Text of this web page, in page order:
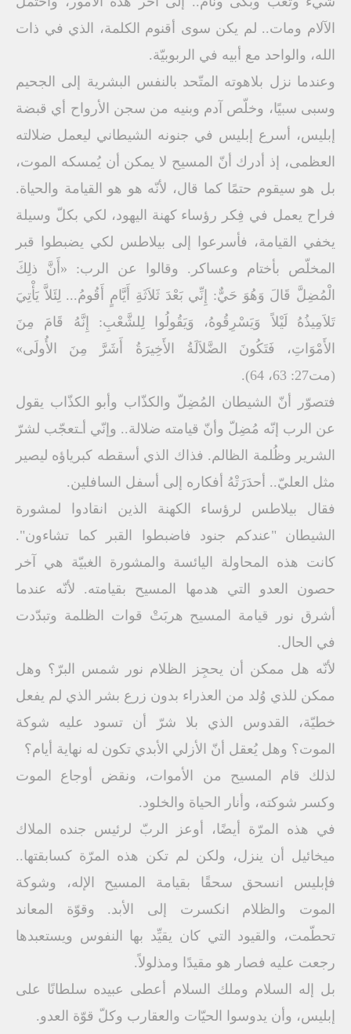
الآلام ومات.. لم يكن سوى أقنوم الكلمة، الذي في ذات
الله، والواحد مع أبيه في الربوبيّة.
وعندما نزل بلاهوته المتّحد بالنفس البشرية إلى الجحيم
وسبى سبيًا، وخلّص آدم وبنيه من سجن الأرواح أي قبضة
إبليس، أسرع إبليس في جنونه الشيطاني ليعمل ضلالته
العظمى، إذ أدرك أنّ المسيح لا يمكن أن يُمسكه الموت،
بل هو سيقوم حتمًا كما قال، لأنّه هو هو القيامة والحياة.
فراح يعمل في فِكر رؤساء كهنة اليهود، لكي بكلّ وسيلة
يخفي القيامة، فأسرعوا إلى بيلاطس لكي يضبطوا قبر
المخلّص بأختام وعساكر. وقالوا عن الرب: «أَنَّ ذلِكَ
الْمُضِلَّ قَالَ وَهُوَ حَيٌّ: إِنِّي بَعْدَ ثَلاَثَةِ أَيَّامٍ أَقُومُ... لِئَلاَّ يَأْتِيَ
تَلاَمِيذُهُ لَيْلاً وَيَسْرِقُوهُ، وَيَقُولُوا لِلشَّعْبِ: إِنَّهُ قَامَ مِنَ
الأَمْوَاتِ، فَتَكُونَ الضَّلاَلَةُ الأَخِيرَةُ أَشَرَّ مِنَ الأُولَى»
(مت27: 63، 64).
فتصوّر أنّ الشيطان المُضِلّ والكذّاب وأبو الكذّاب يقول
عن الرب إنّه مُضِلّ وأنّ قيامته ضلالة.. وإنّي أـتعجّب لشرّ
الشرير وظُلمة الظالم. فذاك الذي أسقطه كبرياؤه ليصير
مثل العليّ.. أحدَرَتْهُ أفكاره إلى أسفل السافلين.
فقال بيلاطس لرؤساء الكهنة الذين انقادوا لمشورة
الشيطان "عندكم جنود فاضبطوا القبر كما تشاءون".
كانت هذه المحاولة اليائسة والمشورة الغبيّة هي آخر
حصون العدو التي هدمها المسيح بقيامته. لأنّه عندما
أشرق نور قيامة المسيح هربَتْ قوات الظلمة وتبدّدت
في الحال.
لأنّه هل ممكن أن يحجِز الظلام نور شمس البرّ؟ وهل
ممكن للذي وُلد من العذراء بدون زرع بشر الذي لم يفعل
خطيّة، القدوس الذي بلا شرّ أن تسود عليه شوكة
الموت؟ وهل يُعقل أنّ الأزلي الأبدي تكون له نهاية أيام؟
لذلك قام المسيح من الأموات، ونقض أوجاع الموت
وكسر شوكته، وأنار الحياة والخلود.
في هذه المرّة أيضًا، أوعز الربّ لرئيس جنده الملاك
ميخائيل أن ينزل، ولكن لم تكن هذه المرّة كسابقتها..
فإبليس انسحق سحقًا بقيامة المسيح الإله، وشوكة
الموت والظلام انكسرت إلى الأبد. وقوّة المعاند
تحطّمت، والقيود التي كان يقيِّد بها النفوس ويستعبدها
رجعت عليه فصار هو مقيدًا ومذلولاً.
بل إله السلام وملك السلام أعطى عبيده سلطانًا على
إبليس، وأن يدوسوا الحيّات والعقارب وكلّ قوّة العدو.